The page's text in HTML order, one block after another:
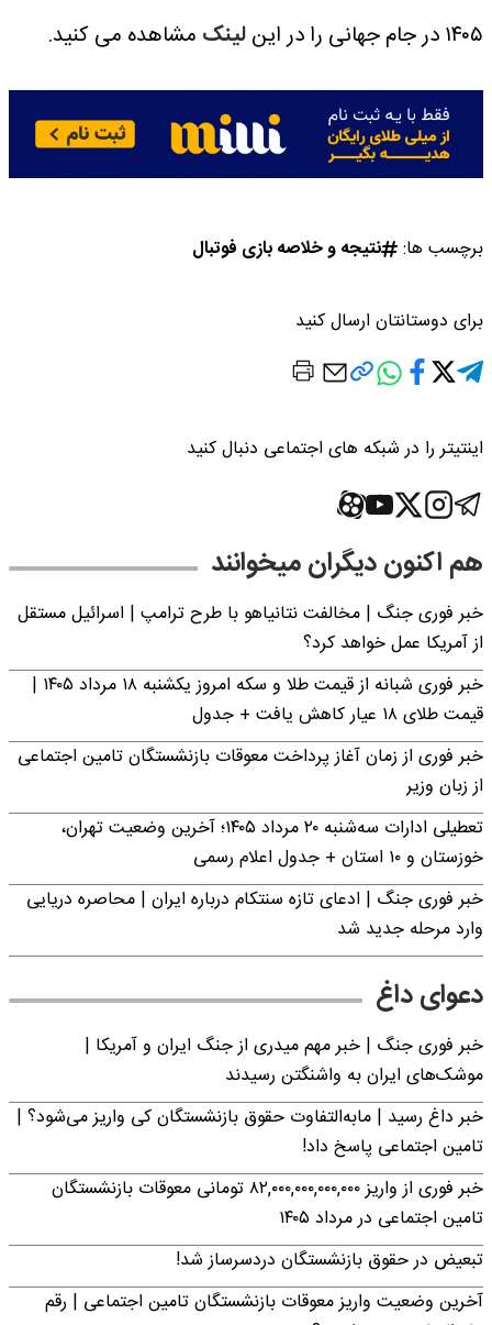
۱۴۰۵ در جام جهانی را در این
لینک مشاهده می کنید.
برچسب ها: نتیجه و خلاصه بازی فوتبال
برای دوستانتان ارسال کنید
اینتیتر را در شبکه های اجتماعی دنبال کنید
هم اکنون دیگران میخوانند
خبر فوری جنگ | مخالفت نتانیاهو با طرح ترامپ | اسرائیل مستقل
از آمریکا عمل خواهد کرد؟
خبر فوری شبانه از قیمت طلا و سکه امروز یکشنبه ۱۸ مرداد ۱۴۰۵ |
قیمت طلای ۱۸ عیار کاهش یافت + جدول
خبر فوری از زمان آغاز پرداخت معوقات بازنشستگان تامین اجتماعی
از زبان وزیر
تعطیلی ادارات سه‌شنبه ۲۰ مرداد ۱۴۰۵؛ آخرین وضعیت تهران،
خوزستان و ۱۰ استان + جدول اعلام رسمی
خبر فوری جنگ | ادعای تازه سنتکام درباره ایران | محاصره دریایی
وارد مرحله جدید شد
دعوای داغ
خبر فوری جنگ | خبر مهم میدری از جنگ ایران و آمریکا |
موشک‌های ایران به واشنگتن رسیدند
خبر داغ رسید | مابه‌التفاوت حقوق بازنشستگان کی واریز می‌شود؟ |
تامین اجتماعی پاسخ داد!
خبر فوری از واریز ۸۲,۰۰۰,۰۰۰,۰۰۰,۰۰۰ تومانی معوقات بازنشستگان
تامین اجتماعی در مرداد ۱۴۰۵
تبعیض در حقوق بازنشستگان دردسرساز شد!
آخرین وضعیت واریز معوقات بازنشستگان تامین اجتماعی | رقم